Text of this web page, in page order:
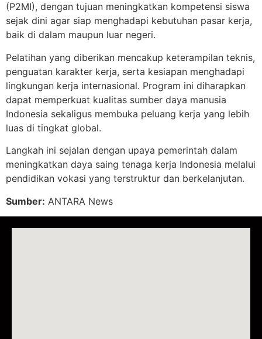
(P2MI), dengan tujuan meningkatkan kompetensi siswa
sejak dini agar siap menghadapi kebutuhan pasar kerja,
baik di dalam maupun luar negeri.
Pelatihan yang diberikan mencakup keterampilan teknis,
penguatan karakter kerja, serta kesiapan menghadapi
lingkungan kerja internasional. Program ini diharapkan
dapat memperkuat kualitas sumber daya manusia
Indonesia sekaligus membuka peluang kerja yang lebih
luas di tingkat global.
Langkah ini sejalan dengan upaya pemerintah dalam
meningkatkan daya saing tenaga kerja Indonesia melalui
pendidikan vokasi yang terstruktur dan berkelanjutan.
Sumber: ANTARA News